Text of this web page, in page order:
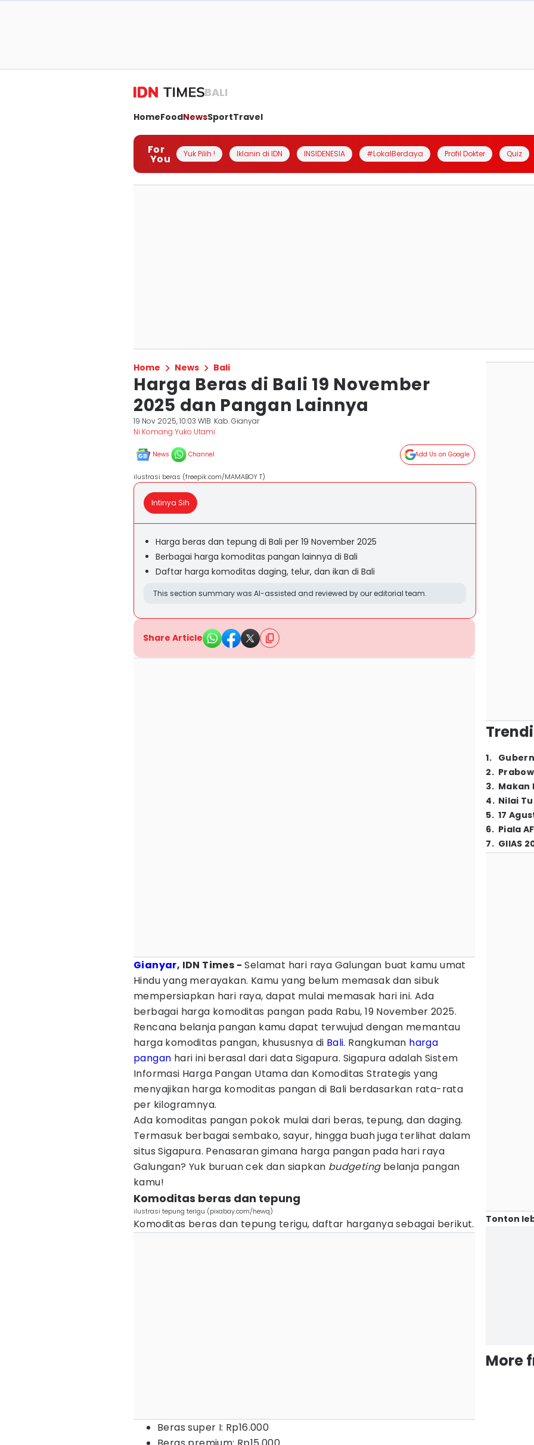
BALI
HomeFoodNewsSportTravel
For
You Yuk Pilih ! Iklanin di IDN INSIDENESIA #LokalBerdaya Profil Dokter Quiz
Home News Bali
Harga Beras di Bali 19 November
2025 dan Pangan Lainnya
19 Nov 2025, 10:03 WIB Kab. Gianyar
Ni Komang Yuko Utami
News Channel Add Us on Google
ilustrasi beras (freepik.com/MAMABOY T)
Intinya Sih
Harga beras dan tepung di Bali per 19 November 2025
Berbagai harga komoditas pangan lainnya di Bali
Daftar harga komoditas daging, telur, dan ikan di Bali
This section summary was AI-assisted and reviewed by our editorial team.
Share Article
Gianyar, IDN Times - Selamat hari raya Galungan buat kamu umat
Hindu yang merayakan. Kamu yang belum memasak dan sibuk
mempersiapkan hari raya, dapat mulai memasak hari ini. Ada
berbagai harga komoditas pangan pada Rabu, 19 November 2025.
Rencana belanja pangan kamu dapat terwujud dengan memantau
harga komoditas pangan, khususnya di Bali. Rangkuman harga
pangan hari ini berasal dari data Sigapura. Sigapura adalah Sistem
Informasi Harga Pangan Utama dan Komoditas Strategis yang
menyajikan harga komoditas pangan di Bali berdasarkan rata-rata
per kilogramnya.
Ada komoditas pangan pokok mulai dari beras, tepung, dan daging.
Termasuk berbagai sembako, sayur, hingga buah juga terlihat dalam
situs Sigapura. Penasaran gimana harga pangan pada hari raya
Galungan? Yuk buruan cek dan siapkan budgeting belanja pangan
kamu!
Komoditas beras dan tepung
ilustrasi tepung terigu (pixabay.com/hewq)
Komoditas beras dan tepung terigu, daftar harganya sebagai berikut.
Beras super I: Rp16.000
1.
2.
3. Makan
4. Nilai
5. 17
6. Piala
7. GIIAS
Tonton
More